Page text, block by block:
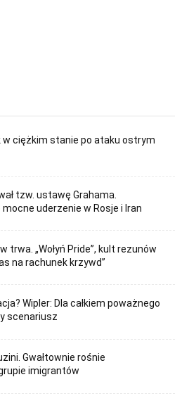
w ciężkim stanie po ataku ostrym
tzw. ustawę Grahama.
uderzenie w Rosje i Iran
trwa. „Wołyń Pride”, kult rezunów
na rachunek krzywd”
Wipler: Dla całkiem poważnego
scenariusz
Gwałtownie rośnie
imigrantów